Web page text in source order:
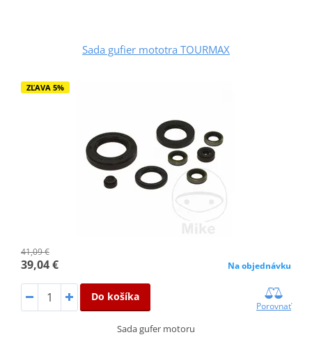
Sada gufier mototra TOURMAX
ZĽAVA 5%
41,09 €
39,04 € Na objednávku
Do košíka
Porovnať
Sada gufer motoru